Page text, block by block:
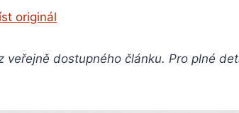
originál
veřejně dostupného článku. Pro plné